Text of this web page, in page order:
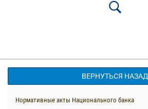
ВЕРНУТЬСЯ НАЗАД
Нормативные акты Национального банка